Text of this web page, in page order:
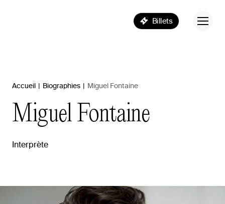
Billets
Accueil | Biographies | Miguel Fontaine
Miguel Fontaine
Interprète